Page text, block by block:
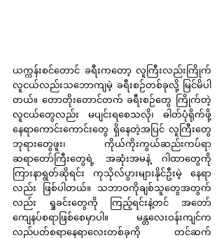
ယက္ကန်းစင်တောင် ခရီးကတော့ လူကြီးလည်းကြိုက်
လူငယ်လည်းသဘောကျမဲ့ ခရီးစဉ်တစ်ခုလို့ မြင်မိပါ
တယ်။ တောတိုးတောင်တက် ခရီးစဉ်တွေ ကြိုက်တဲ့
လူငယ်တွေလည်း မပျင်းရစေသလို၊ ဓါတ်ပုံရိုက်ဖို့
နေရာကောင်းကောင်းတွေ ရှိနေတဲ့အပြင် လူကြီးတွေ
ဘုရားတွေဖူး၊ ကိုယ်ကိုးကွယ်ဆည်းကပ်ရာ
ဆရာတော်ကြီးတွေရဲ့ အဆုံးအမနဲ့ ဂါထာတွေကို
ကြားနာရွတ်ဆိုရင်း ကုသိုလ်ပွားများနိုင်ဦးမဲ့ နေရာ
လည်း ဖြစ်ပါတယ်။ သဘာဝကိုချစ်သူတွေအတွက်
လည်း ရှုခင်းတွေကို ကြည့်ရင်းနဲ့တင် အတော်
ကျေနပ်စရာဖြစ်စေမှာပါ။ မန္တလေးဝန်းကျင်က
လည်ပတ်စရာနေရာလေးတစ်ခုကို တင်ဆက်